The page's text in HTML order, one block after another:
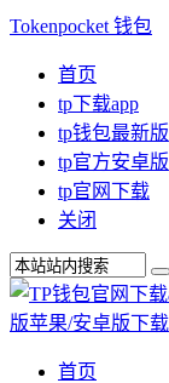
Tokenpocket 钱包
首页
tp下载app
tp钱包最新版
tp官方安卓版
tp官网下载
关闭
首页